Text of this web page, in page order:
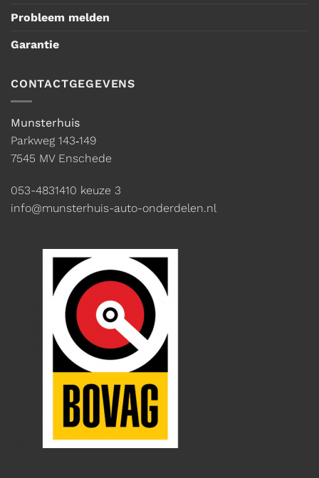
Probleem melden
Garantie
CONTACTGEGEVENS
Munsterhuis
Parkweg 143‑149
7545 MV Enschede
053-4831410 keuze 3
info@munsterhuis-auto-onderdelen.nl